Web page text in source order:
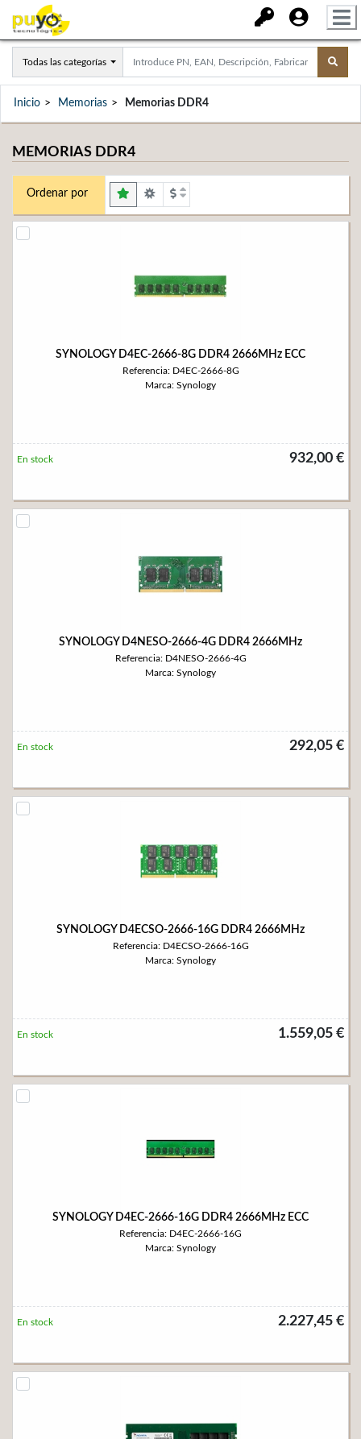
Todas las categorías
Inicio Memorias Memorias DDR4
MEMORIAS DDR4
Ordenar por
SYNOLOGY D4EC-2666-8G DDR4 2666MHz ECC
Referencia: D4EC-2666-8G
Marca: Synology
932,00 €
En stock
SYNOLOGY D4NESO-2666-4G DDR4 2666MHz
Referencia: D4NESO-2666-4G
Marca: Synology
292,05 €
En stock
SYNOLOGY D4ECSO-2666-16G DDR4 2666MHz
Referencia: D4ECSO-2666-16G
Marca: Synology
1.559,05 €
En stock
SYNOLOGY D4EC-2666-16G DDR4 2666MHz ECC
Referencia: D4EC-2666-16G
Marca: Synology
2.227,45 €
En stock